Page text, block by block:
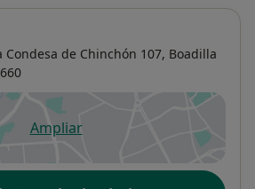
Condesa de Chinchón 107, Boadilla
Ampliarse abre en una nueva